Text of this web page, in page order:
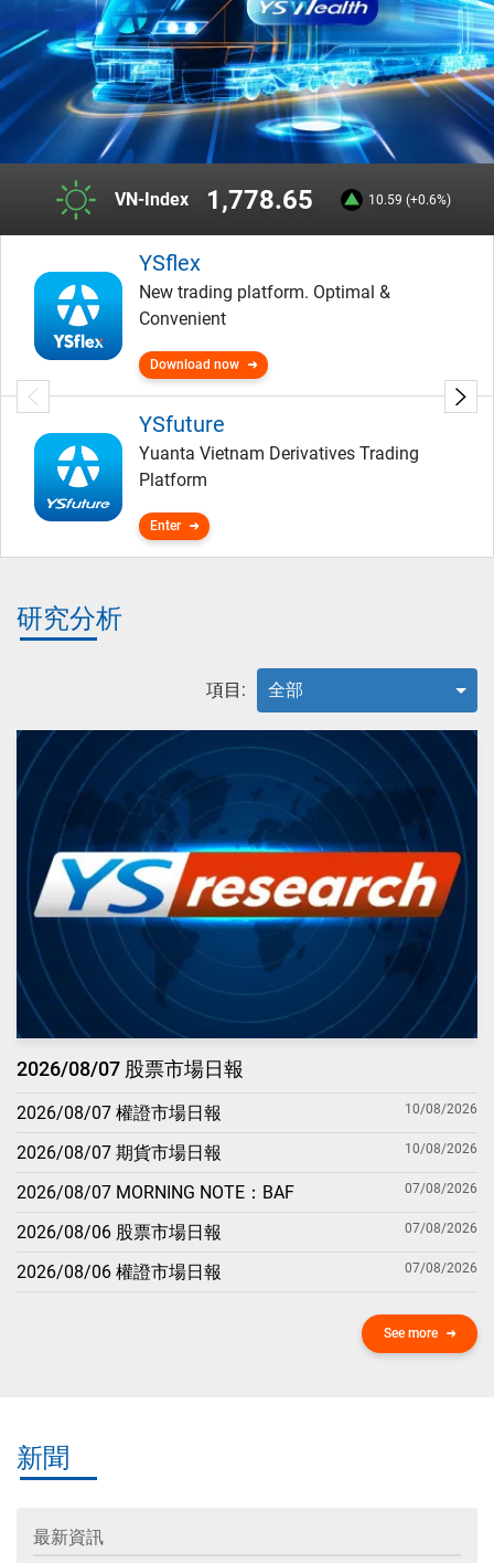
VN-Index 1,778.65 10.59 (+0.6%)
YSflex
New trading platform. Optimal &
Convenient
Download now
YSfuture
Yuanta Vietnam Derivatives Trading
Platform
Enter
研究分析
項目: 全部
2026/08/07 股票市場日報
2026/08/07 權證市場日報 10/08/2026
2026/08/07 期貨市場日報 10/08/2026
2026/08/07 MORNING NOTE：BAF 07/08/2026
2026/08/06 股票市場日報 07/08/2026
2026/08/06 權證市場日報 07/08/2026
See more
新聞
最新資訊